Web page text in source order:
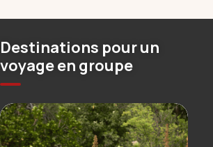
Destinations pour un
voyage en groupe